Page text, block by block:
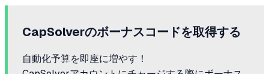
CapSolverのボーナスコードを取得する
自動化予算を即座に増やす！